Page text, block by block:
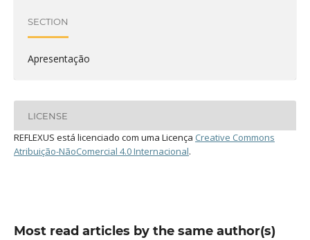
SECTION
Apresentação
LICENSE
REFLEXUS está licenciado com uma Licença Creative Commons
Atribuição-NãoComercial 4.0 Internacional.
Most read articles by the same author(s)